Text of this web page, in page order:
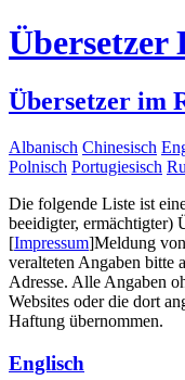
Übersetzer
Übersetzer im
Albanisch Chinesisch
Polnisch Portugiesisch
Die folgende Liste ist
beeidigter, ermächtigter)
[Impressum]Meldung
veralteten Angaben bitte
Adresse. Alle Angaben
Websites oder die dort
Haftung übernommen.
Englisch